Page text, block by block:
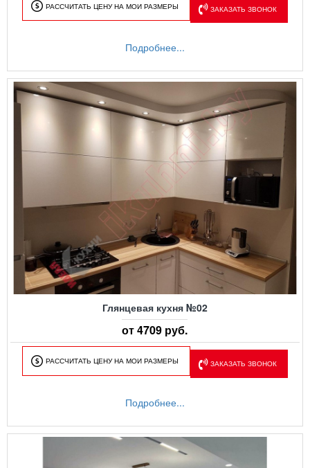
РАССЧИТАТЬ ЦЕНУ НА МОИ РАЗМЕРЫ ЗАКАЗАТЬ ЗВОНОК
Подробнее...
Глянцевая кухня №02
от 4709 руб.
РАССЧИТАТЬ ЦЕНУ НА МОИ РАЗМЕРЫ ЗАКАЗАТЬ ЗВОНОК
Подробнее...